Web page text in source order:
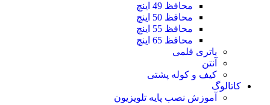
محافظ 49 اینچ
محافظ 50 اینچ
محافظ 55 اینچ
محافظ 65 اینچ
باتری قلمی
آنتن
کیف و کوله پشتی
کاتالوگ
آموزش نصب پایه تلویزیون